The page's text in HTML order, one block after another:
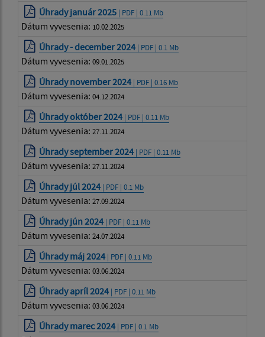
Úhrady január 2025 | PDF | 0.11 Mb
Dátum vyvesenia: 10.02.2025
Úhrady - december 2024 | PDF | 0.1 Mb
Dátum vyvesenia: 09.01.2025
Úhrady november 2024 | PDF | 0.16 Mb
Dátum vyvesenia: 04.12.2024
Úhrady október 2024 | PDF | 0.11 Mb
Dátum vyvesenia: 27.11.2024
Úhrady september 2024 | PDF | 0.11 Mb
Dátum vyvesenia: 27.11.2024
Úhrady júl 2024 | PDF | 0.1 Mb
Dátum vyvesenia: 27.09.2024
Úhrady jún 2024 | PDF | 0.11 Mb
Dátum vyvesenia: 24.07.2024
Úhrady máj 2024 | PDF | 0.11 Mb
Dátum vyvesenia: 03.06.2024
Úhrady apríl 2024 | PDF | 0.11 Mb
Dátum vyvesenia: 03.06.2024
Úhrady marec 2024 | PDF | 0.1 Mb